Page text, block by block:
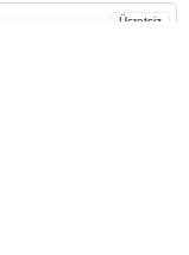
Ücretsiz